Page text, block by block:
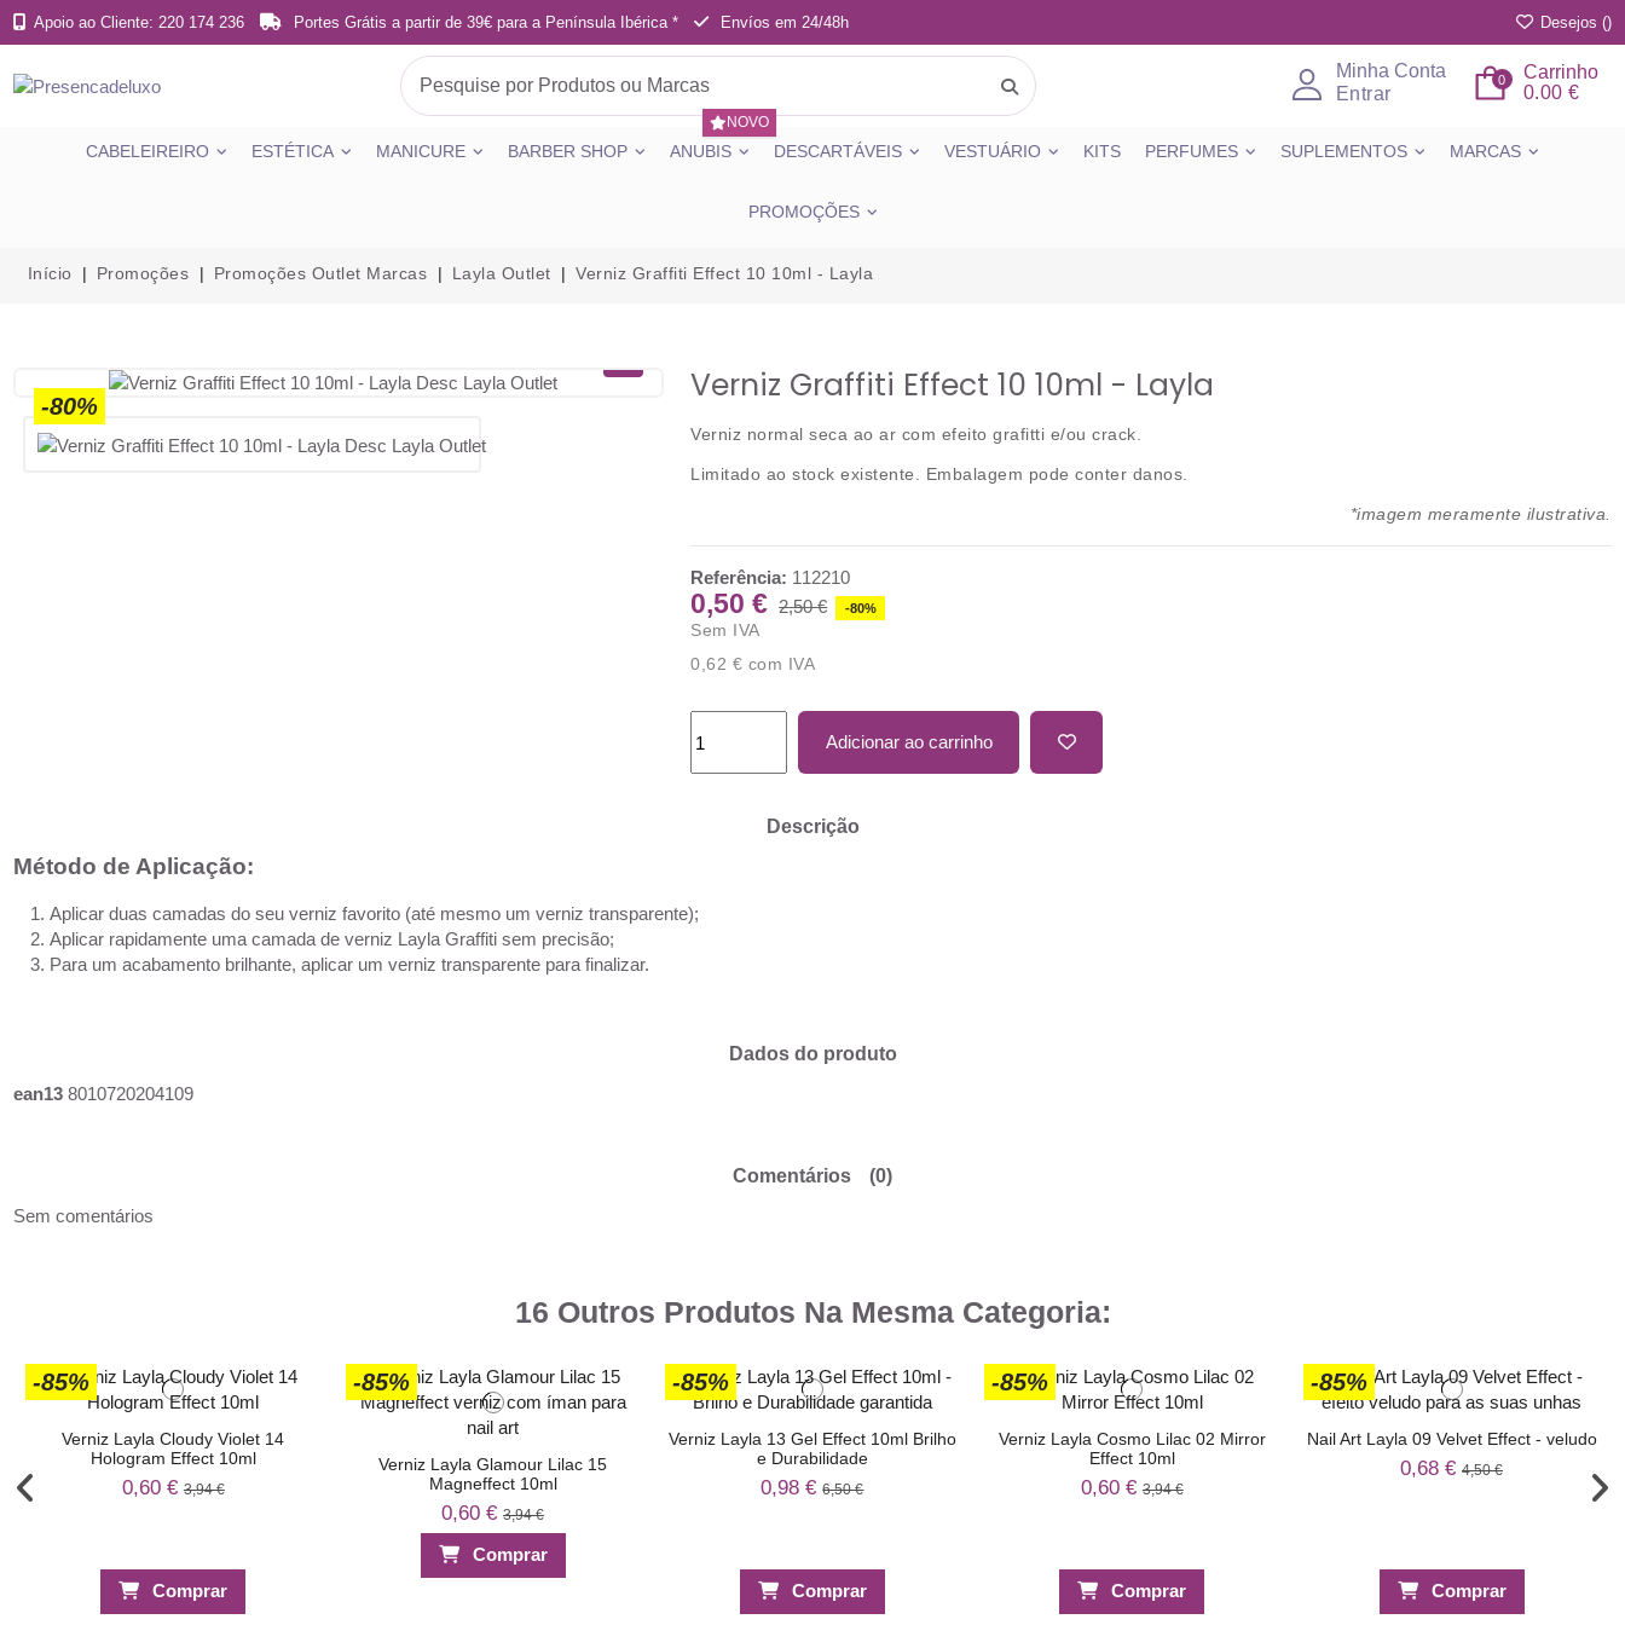
Apoio ao Cliente: 220 174 236 Portes Grátis a partir de 39€ para a Península Ibérica * Envíos em 24/48h Desejos ()
Minha Conta
Entrar
Carrinho
0
0.00 €
CABELEIREIRO ESTÉTICA MANICURE BARBER SHOP ANUBIS
NOVO
DESCARTÁVEIS VESTUÁRIO KITS PERFUMES SUPLEMENTOS MARCAS
PROMOÇÕES
Início Promoções Promoções Outlet Marcas Layla Outlet Verniz Graffiti Effect 10 10ml - Layla
-80% Verniz Graffiti Effect 10 10ml - Layla
Verniz normal seca ao ar com efeito grafitti e/ou crack.
Limitado ao stock existente. Embalagem pode conter danos.
*imagem meramente ilustrativa.
Referência: 112210
0,50 € 2,50 € -80%
Sem IVA
0,62 € com IVA
Adicionar ao carrinho
Descrição
Método de Aplicação:
Aplicar duas camadas do seu verniz favorito (até mesmo um verniz transparente);
Aplicar rapidamente uma camada de verniz Layla Graffiti sem precisão;
Para um acabamento brilhante, aplicar um verniz transparente para finalizar.
Dados do produto
ean13 8010720204109
Comentários
(0)
Sem comentários
16 Outros Produtos Na Mesma Categoria:
-85%
Verniz Layla Cloudy Violet 14
Hologram Effect 10ml
0,60 € 3,94 €
Comprar
-85%
Verniz Layla Glamour Lilac 15
Magneffect 10ml
0,60 €3,94 €
Comprar
-85%
Verniz Layla 13 Gel Effect 10ml Brilho
e Durabilidade
0,98 €6,50 €
Comprar
-85%
Verniz Layla Cosmo Lilac 02 Mirror
Effect 10ml
0,60 €3,94 €
Comprar
-85%
Nail Art Layla 09 Velvet Effect - veludo
0,68 €4,50 €
Comprar